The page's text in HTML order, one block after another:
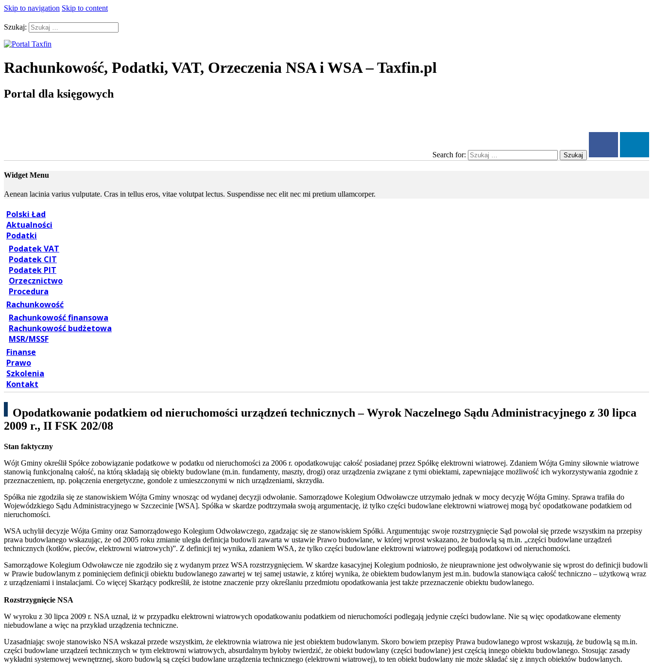
Skip to navigation Skip to content
Szukaj:
Rachunkowość, Podatki, VAT, Orzeczenia NSA i WSA – Taxfin.pl
Portal dla księgowych
Search for: Szukaj
Widget Menu
Aenean lacinia varius vulputate. Cras in tellus eros, vitae volutpat lectus. Suspendisse nec elit nec mi pretium ullamcorper.
Polski Ład
Aktualności
Podatki
Podatek VAT
Podatek CIT
Podatek PIT
Orzecznictwo
Procedura
Rachunkowość
Rachunkowość finansowa
Rachunkowość budżetowa
MSR/MSSF
Finanse
Prawo
Szkolenia
Kontakt
Opodatkowanie podatkiem od nieruchomości urządzeń technicznych – Wyrok Naczelnego Sądu Administracyjnego z 30 lipca
2009 r., II FSK 202/08
Stan faktyczny
Wójt Gminy określił Spółce zobowiązanie podatkowe w podatku od nieruchomości za 2006 r. opodatkowując całość posiadanej przez Spółkę elektrowni wiatrowej. Zdaniem Wójta Gminy siłownie wiatrowe
stanowią funkcjonalną całość, na którą składają się obiekty budowlane (m.in. fundamenty, maszty, drogi) oraz urządzenia związane z tymi obiektami, zapewniające możliwość ich wykorzystywania zgodnie z
przeznaczeniem, np. połączenia energetyczne, gondole z umieszczonymi w nich urządzeniami, skrzydła.
Spółka nie zgodziła się ze stanowiskiem Wójta Gminy wnosząc od wydanej decyzji odwołanie. Samorządowe Kolegium Odwoławcze utrzymało jednak w mocy decyzję Wójta Gminy. Sprawa trafiła do
Wojewódzkiego Sądu Administracyjnego w Szczecinie [WSA]. Spółka w skardze podtrzymała swoją argumentację, iż tylko części budowlane elektrowni wiatrowej mogą być opodatkowane podatkiem od
nieruchomości.
WSA uchylił decyzje Wójta Gminy oraz Samorządowego Kolegium Odwoławczego, zgadzając się ze stanowiskiem Spółki. Argumentując swoje rozstrzygnięcie Sąd powołał się przede wszystkim na przepisy
prawa budowlanego wskazując, że od 2005 roku zmianie uległa definicja budowli zawarta w ustawie Prawo budowlane, w której wprost wskazano, że budowlą są m.in. „części budowlane urządzeń
technicznych (kotłów, pieców, elektrowni wiatrowych)”. Z definicji tej wynika, zdaniem WSA, że tylko części budowlane elektrowni wiatrowej podlegają podatkowi od nieruchomości.
Samorządowe Kolegium Odwoławcze nie zgodziło się z wydanym przez WSA rozstrzygnięciem. W skardze kasacyjnej Kolegium podniosło, że nieuprawnione jest odwoływanie się wprost do definicji budowli
w Prawie budowlanym z pominięciem definicji obiektu budowlanego zawartej w tej samej ustawie, z której wynika, że obiektem budowlanym jest m.in. budowla stanowiąca całość techniczno – użytkową wraz
z urządzeniami i instalacjami. Co więcej Skarżący podkreślił, że istotne znaczenie przy określaniu przedmiotu opodatkowania jest także przeznaczenie obiektu budowlanego.
Rozstrzygnięcie NSA
W wyroku z 30 lipca 2009 r. NSA uznał, iż w przypadku elektrowni wiatrowych opodatkowaniu podatkiem od nieruchomości podlegają jedynie części budowlane. Nie są więc opodatkowane elementy
niebudowlane a więc na przykład urządzenia techniczne.
Uzasadniając swoje stanowisko NSA wskazał przede wszystkim, że elektrownia wiatrowa nie jest obiektem budowlanym. Skoro bowiem przepisy Prawa budowlanego wprost wskazują, że budowlą są m.in.
części budowlane urządzeń technicznych w tym elektrowni wiatrowych, absurdalnym byłoby twierdzić, że obiekt budowlany (części budowlane) jest częścią innego obiektu budowlanego. Stosując zasady
wykładni systemowej wewnętrznej, skoro budowlą są części budowlane urządzenia technicznego (elektrowni wiatrowej), to ten obiekt budowlany nie może składać się z innych obiektów budowlanych.